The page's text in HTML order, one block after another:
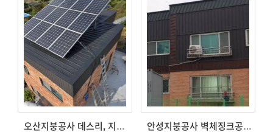
오산지붕공사 데스리, 지붕 징크강판으로 시공 태양광 그대로.. 안성지붕공사 벽체징크공사 오래된 건물 징크로 외벽시공